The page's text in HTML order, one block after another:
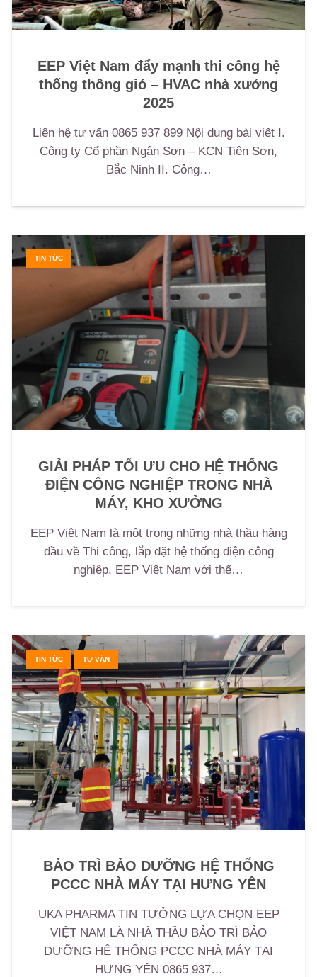
EEP Việt Nam đẩy mạnh thi công hệ
thống thông gió – HVAC nhà xưởng
2025
Liên hệ tư vấn 0865 937 899 Nội dung bài viết I.
Công ty Cổ phần Ngân Sơn – KCN Tiên Sơn,
Bắc Ninh II. Công…
TIN TỨC
GIẢI PHÁP TỐI ƯU CHO HỆ THỐNG
ĐIỆN CÔNG NGHIỆP TRONG NHÀ
MÁY, KHO XƯỞNG
EEP Việt Nam là một trong những nhà thầu hàng
đầu về Thi công, lắp đặt hệ thống điện công
nghiệp, EEP Việt Nam với thế…
TIN TỨC TƯ VẤN
BẢO TRÌ BẢO DƯỠNG HỆ THỐNG
PCCC NHÀ MÁY TẠI HƯNG YÊN
UKA PHARMA TIN TƯỞNG LỰA CHỌN EEP
VIỆT NAM LÀ NHÀ THẦU BẢO TRÌ BẢO
DƯỠNG HỆ THỐNG PCCC NHÀ MÁY TẠI
HƯNG YÊN 0865 937…